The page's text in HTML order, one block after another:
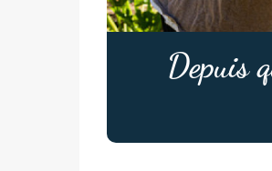
Depuis